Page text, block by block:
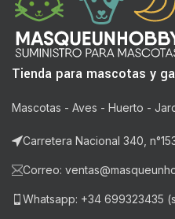
Tienda para mascotas y
Mascotas - Aves - Huerto -
Carretera Nacional 340,
Correo:
Whatsapp: +34 699323435